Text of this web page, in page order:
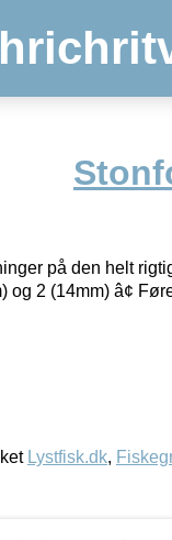
på den helt
og 2 (14mm) â¢
Lystfisk.dk,